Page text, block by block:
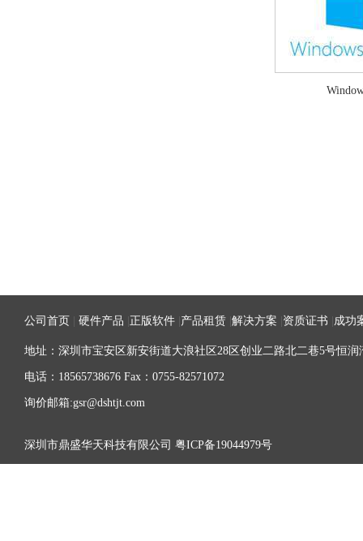
公司首页 硬件产品 正版软件 产品租赁 解决方案 资质证书 成功
地址：深圳市宝安区新安街道大浪社区28区创业二路北二巷5号恒润
电话：18565738676 Fax：0755-82571072
询价邮箱:gsr@dshtjt.com
深圳市鼎盛华天科技有限公司 粤ICP备19044979号